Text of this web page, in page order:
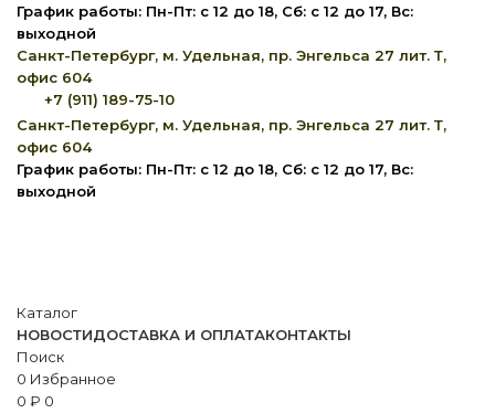
График работы: Пн-Пт: с 12 до 18, Сб: с 12 до 17, Вс:
выходной
Санкт-Петербург, м. Удельная, пр. Энгельса 27 лит. Т,
офис 604
+7 (911) 189-75-10
Санкт-Петербург, м. Удельная, пр. Энгельса 27 лит. Т,
офис 604
График работы: Пн-Пт: с 12 до 18, Сб: с 12 до 17, Вс:
выходной
Каталог
НОВОСТИДОСТАВКА И ОПЛАТАКОНТАКТЫ
Поиск
0 Избранное
0 ₽ 0